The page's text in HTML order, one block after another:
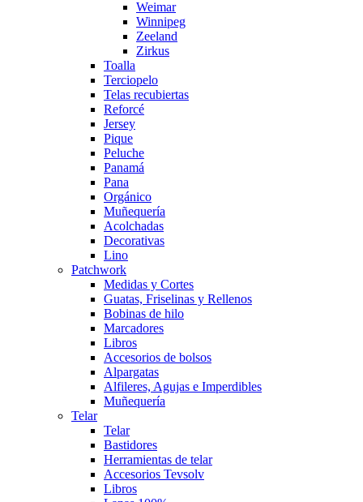
Weimar
Winnipeg
Zeeland
Zirkus
Toalla
Terciopelo
Telas recubiertas
Reforcé
Jersey
Pique
Peluche
Panamá
Pana
Orgánico
Muñequería
Acolchadas
Decorativas
Lino
Patchwork
Medidas y Cortes
Guatas, Friselinas y Rellenos
Bobinas de hilo
Marcadores
Libros
Accesorios de bolsos
Alpargatas
Alfileres, Agujas e Imperdibles
Muñequería
Telar
Telar
Bastidores
Herramientas de telar
Accesorios Tevsolv
Libros